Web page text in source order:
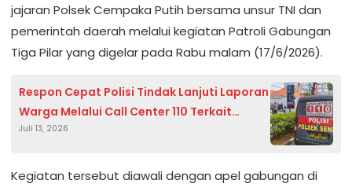
jajaran Polsek Cempaka Putih bersama unsur TNI dan
pemerintah daerah melalui kegiatan Patroli Gabungan
Tiga Pilar yang digelar pada Rabu malam (17/6/2026).
Respon Cepat Polisi Tindak Lanjuti Laporan
Warga Melalui Call Center 110 Terkait
Percobaan Pencurian di Mie Gacoan
Juli 13, 2026
Kegiatan tersebut diawali dengan apel gabungan di